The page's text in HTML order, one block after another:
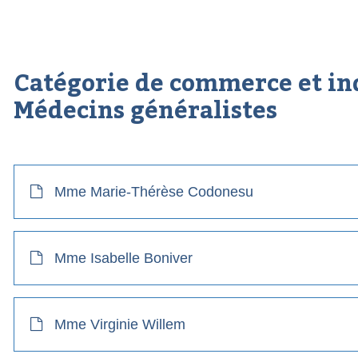
Catégorie de commerce et
Médecins généralistes
Mme Marie-Thérèse Codonesu
Mme Isabelle Boniver
Mme Virginie Willem